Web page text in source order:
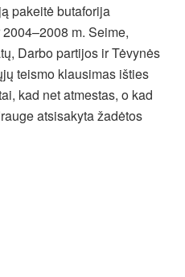
pakeitė butaforija
m. Seime,
Darbo partijos ir Tėvynės
teismo klausimas išties
kad net atmestas, o kad
atsisakyta žadėtos